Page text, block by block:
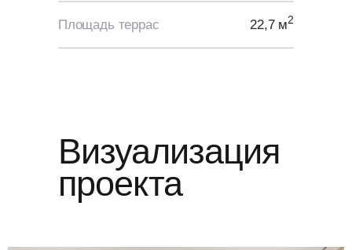
Площадь террас 22,7 м2
Визуализация
проекта